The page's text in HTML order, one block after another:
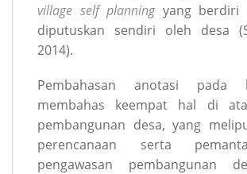
village self planningyang berdiri
diputuskan sendiri oleh desa
2014).
Pembahasan anotasi pada
membahas keempat hal di
pembangunan desa, yang
perencanaan serta
pengawasan pembangunan